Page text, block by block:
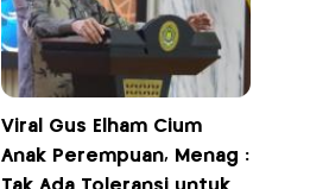
Viral Gus Elham Cium
Anak Perempuan, Menag :